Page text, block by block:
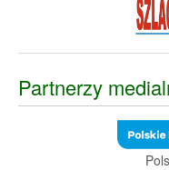
Partnerzy